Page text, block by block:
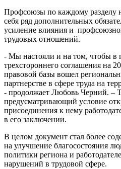
Профсоюзы по каждому разделу
себя ряд дополнительных
усиление влияния и
трудовых отношений.
- Мы настояли и на том, чтобы в
трехстороннего соглашения на
правовой базы вошел
партнерстве в сфере труда на
- продолжает Любовь Черний. –
предусматривающий условие
присоединения к нему
в его заключении.
В целом документ стал более
на улучшение благосостояния
политики региона и
нарушений в трудовой сфере.